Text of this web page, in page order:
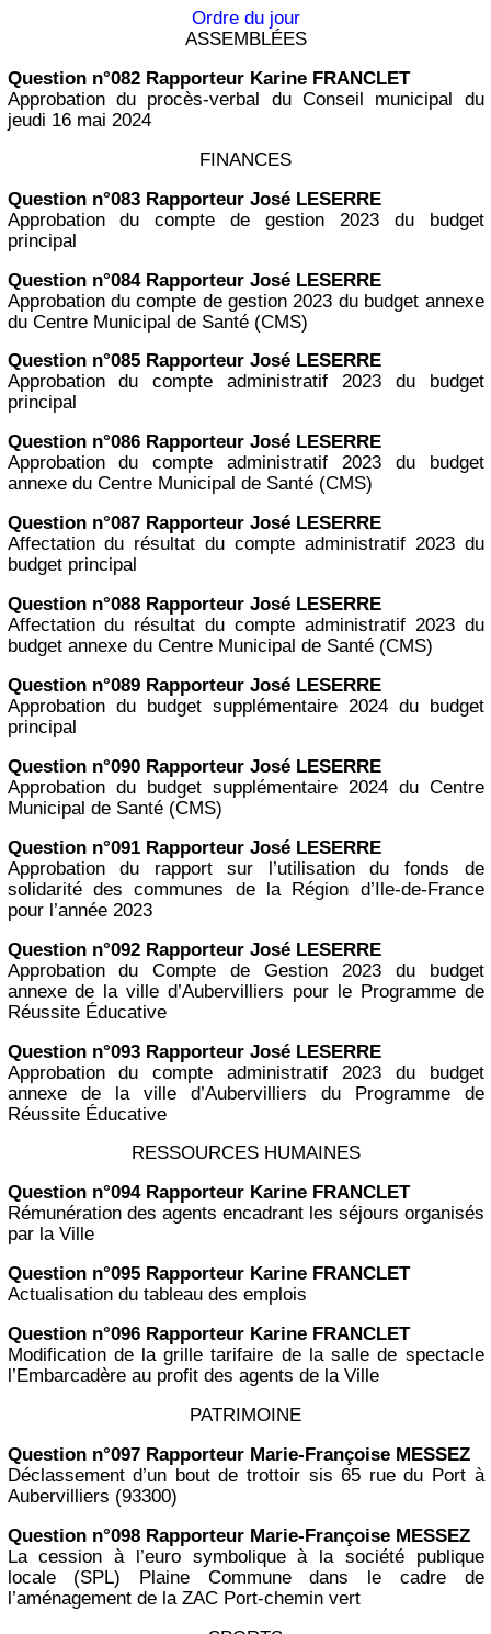
Ordre du jour
ASSEMBLÉES
Question n°082 Rapporteur Karine FRANCLET
Approbation du procès-verbal du Conseil municipal du
jeudi 16 mai 2024
FINANCES
Question n°083 Rapporteur José LESERRE
Approbation du compte de gestion 2023 du budget
principal
Question n°084 Rapporteur José LESERRE
Approbation du compte de gestion 2023 du budget annexe
du Centre Municipal de Santé (CMS)
Question n°085 Rapporteur José LESERRE
Approbation du compte administratif 2023 du budget
principal
Question n°086 Rapporteur José LESERRE
Approbation du compte administratif 2023 du budget
annexe du Centre Municipal de Santé (CMS)
Question n°087 Rapporteur José LESERRE
Affectation du résultat du compte administratif 2023 du
budget principal
Question n°088 Rapporteur José LESERRE
Affectation du résultat du compte administratif 2023 du
budget annexe du Centre Municipal de Santé (CMS)
Question n°089 Rapporteur José LESERRE
Approbation du budget supplémentaire 2024 du budget
principal
Question n°090 Rapporteur José LESERRE
Approbation du budget supplémentaire 2024 du Centre
Municipal de Santé (CMS)
Question n°091 Rapporteur José LESERRE
Approbation du rapport sur l’utilisation du fonds de
solidarité des communes de la Région d’Ile-de-France
pour l’année 2023
Question n°092 Rapporteur José LESERRE
Approbation du Compte de Gestion 2023 du budget
annexe de la ville d’Aubervilliers pour le Programme de
Réussite Éducative
Question n°093 Rapporteur José LESERRE
Approbation du compte administratif 2023 du budget
annexe de la ville d’Aubervilliers du Programme de
Réussite Éducative
RESSOURCES HUMAINES
Question n°094 Rapporteur Karine FRANCLET
Rémunération des agents encadrant les séjours organisés
par la Ville
Question n°095 Rapporteur Karine FRANCLET
Actualisation du tableau des emplois
Question n°096 Rapporteur Karine FRANCLET
Modification de la grille tarifaire de la salle de spectacle
l’Embarcadère au profit des agents de la Ville
PATRIMOINE
Question n°097 Rapporteur Marie-Françoise MESSEZ
Déclassement d’un bout de trottoir sis 65 rue du Port à
Aubervilliers (93300)
Question n°098 Rapporteur Marie-Françoise MESSEZ
La cession à l’euro symbolique à la société publique
locale (SPL) Plaine Commune dans le cadre de
l’aménagement de la ZAC Port-chemin vert